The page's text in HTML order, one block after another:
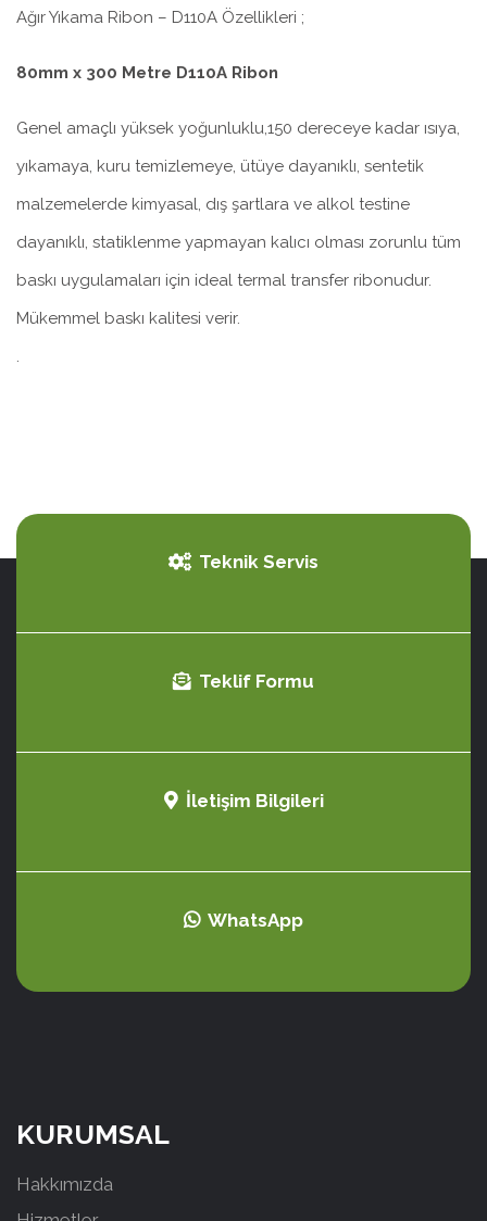
Ağır Yıkama Ribon – D110A Özellikleri ;
80mm x 300 Metre D110A Ribon
Genel amaçlı yüksek yoğunluklu,150 dereceye kadar ısıya,
yıkamaya, kuru temizlemeye, ütüye dayanıklı, sentetik
malzemelerde kimyasal, dış şartlara ve alkol testine
dayanıklı, statiklenme yapmayan kalıcı olması zorunlu tüm
baskı uygulamaları için ideal termal transfer ribonudur.
Mükemmel baskı kalitesi verir.
.
Teknik Servis
Teklif Formu
İletişim Bilgileri
WhatsApp
KURUMSAL
Hakkımızda